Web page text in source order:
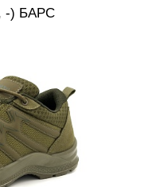
-) БАРС